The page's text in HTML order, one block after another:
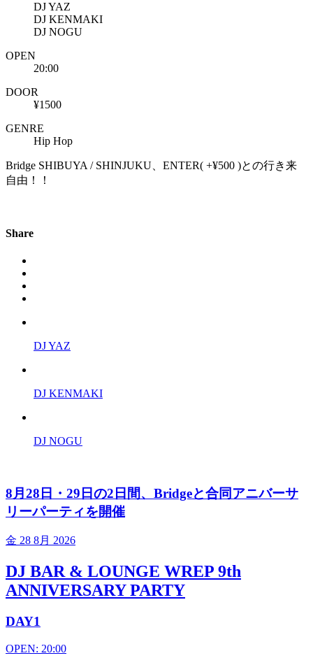
DJ YAZ
DJ KENMAKI
DJ NOGU
OPEN
20:00
DOOR
¥1500
GENRE
Hip Hop
Bridge SHIBUYA / SHINJUKU、ENTER( +¥500 )との行き来
自由！！
Share
DJ YAZ
DJ KENMAKI
DJ NOGU
8月28日・29日の2日間、Bridgeと合同アニバーサ
リーパーティを開催
金 28 8月 2026
DJ BAR & LOUNGE WREP 9th
ANNIVERSARY PARTY
DAY1
OPEN: 20:00